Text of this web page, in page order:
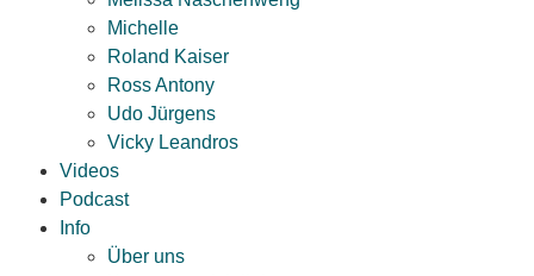
Michelle
Roland Kaiser
Ross Antony
Udo Jürgens
Vicky Leandros
Videos
Podcast
Info
Über uns